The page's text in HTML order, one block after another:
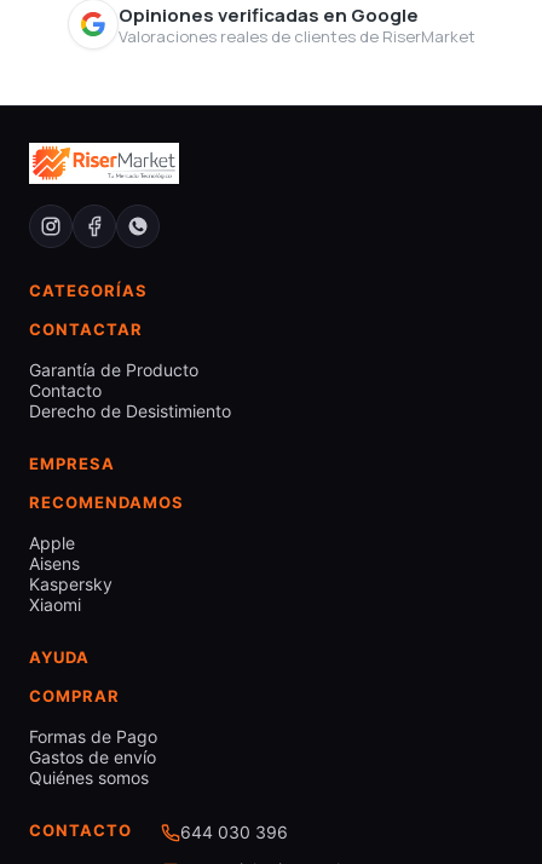
Opiniones verificadas en Google
Valoraciones reales de clientes de RiserMarket
CATEGORÍAS
CONTACTAR
Garantía de Producto
Contacto
Derecho de Desistimiento
EMPRESA
RECOMENDAMOS
Apple
Aisens
Kaspersky
Xiaomi
AYUDA
COMPRAR
Formas de Pago
Gastos de envío
Quiénes somos
CONTACTO
644 030 396